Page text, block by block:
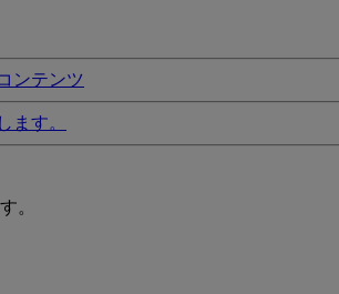
ンテンツ
ます。
。